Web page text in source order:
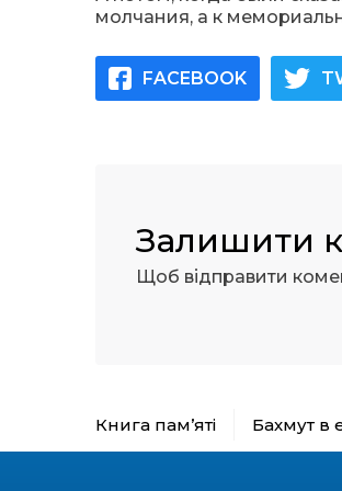
молчания, а к
FACEBOOK
Залишити
Щоб відправити
Книга пам’яті Бахмут в